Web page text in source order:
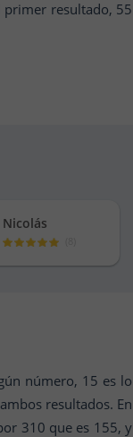
primer resultado, 55
Nicolás
número, 15 es lo
resultados. En
310 que es 155, y